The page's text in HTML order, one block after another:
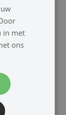
in met
ons